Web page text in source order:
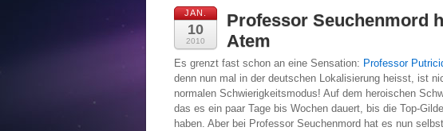
JAN.
10
2010
Professor Seuchenmord
Atem
Es grenzt fast schon an eine Sensation: Professor
denn nun mal in der deutschen Lokalisierung heisst, ist
normalen Schwierigkeitsmodus! Auf dem heroischen
das es ein paar Tage bis Wochen dauert, bis die Top-
haben. Aber bei Professor Seuchenmord hat es nun